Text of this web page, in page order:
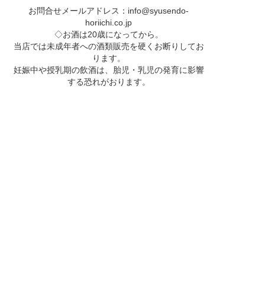
お問合せメールアドレス： info@syusendo-
horiichi.co.jp
◇お酒は20歳になってから。
当店では未成年者への酒類販売を硬くお断りしてお
ります。
妊娠中や授乳期の飲酒は、胎児・乳児の発育に影響
する恐れがおります。